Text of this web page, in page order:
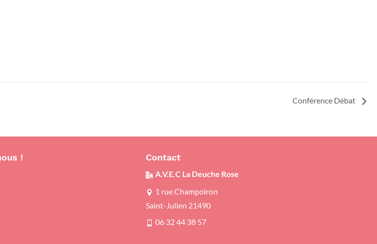
Conférence Débat
! Contact
A.V.E.C La Deuche Rose
1 rue Champoiron
Saint-Julien 21490
06 32 44 38 57